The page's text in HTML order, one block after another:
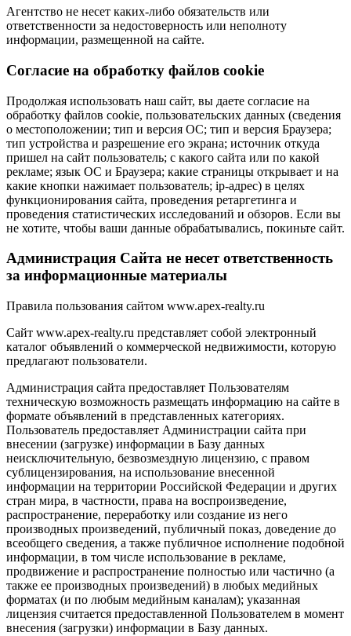
Агентство не несет каких-либо обязательств или
ответственности за недостоверность или неполноту
информации, размещенной на сайте.
Cогласие на обработку файлов cookie
Продолжая использовать наш сайт, вы даете согласие на
обработку файлов cookie, пользовательских данных (сведения
о местоположении; тип и версия ОС; тип и версия Браузера;
тип устройства и разрешение его экрана; источник откуда
пришел на сайт пользователь; с какого сайта или по какой
рекламе; язык ОС и Браузера; какие страницы открывает и на
какие кнопки нажимает пользователь; ip-адрес) в целях
функционирования сайта, проведения ретаргетинга и
проведения статистических исследований и обзоров. Если вы
не хотите, чтобы ваши данные обрабатывались, покиньте сайт.
Администрация Сайта не несет ответственность
за информационные материалы
Правила пользования сайтом www.apex-realty.ru
Сайт www.apex-realty.ru представляет собой электронный
каталог объявлений о коммерческой недвижимости, которую
предлагают пользователи.
Администрация сайта предоставляет Пользователям
техническую возможность размещать информацию на сайте в
формате объявлений в представленных категориях.
Пользователь предоставляет Администрации сайта при
внесении (загрузке) информации в Базу данных
неисключительную, безвозмездную лицензию, с правом
сублицензирования, на использование внесенной
информации на территории Российской Федерации и других
стран мира, в частности, права на воспроизведение,
распространение, переработку или создание из него
производных произведений, публичный показ, доведение до
всеобщего сведения, а также публичное исполнение подобной
информации, в том числе использование в рекламе,
продвижение и распространение полностью или частично (а
также ее производных произведений) в любых медийных
форматах (и по любым медийным каналам); указанная
лицензия считается предоставленной Пользователем в момент
внесения (загрузки) информации в Базу данных.